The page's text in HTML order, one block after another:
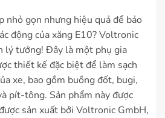
nhỏ gọn nhưng hiệu quả để bảo
động của xăng E10? Voltronic
lý tưởng! Đây là một phụ gia
thiết kế đặc biệt để làm sạch
xe, bao gồm buồng đốt, bugi,
pít-tông. Sản phẩm này được
sản xuất bởi Voltronic GmbH,